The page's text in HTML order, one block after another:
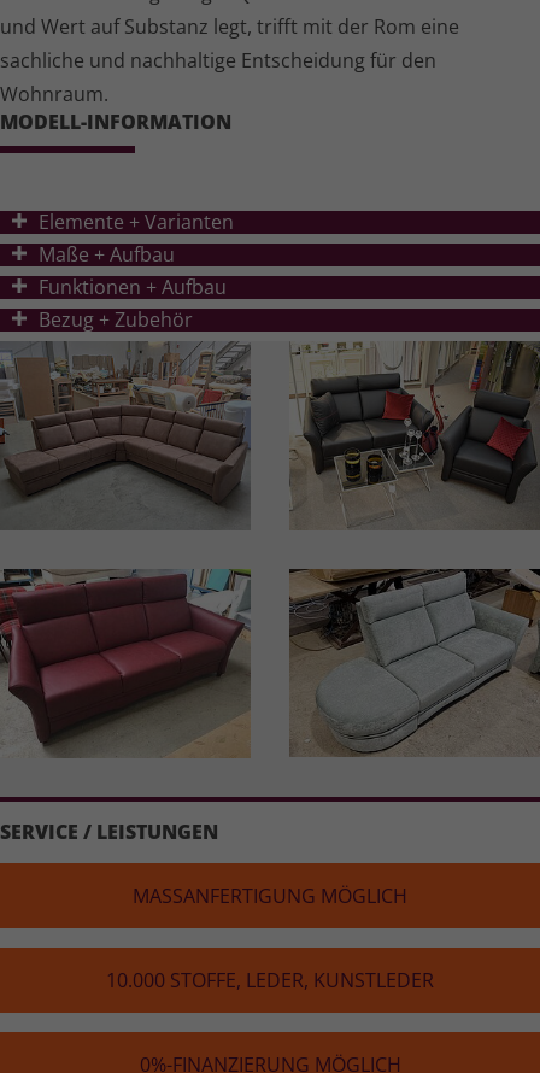
und Wert auf Substanz legt, trifft mit der Rom eine
sachliche und nachhaltige Entscheidung für den
Wohnraum.
MODELL-INFORMATION
Elemente + Varianten
Maße + Aufbau
Funktionen + Aufbau
Bezug + Zubehör
SERVICE / LEISTUNGEN
MASS­AN­FER­TI­GUNG MÖGLICH
10.000 STOFFE, LEDER, KUNST­LE­DER
0%-FINAN­ZIE­RUNG MÖGLICH